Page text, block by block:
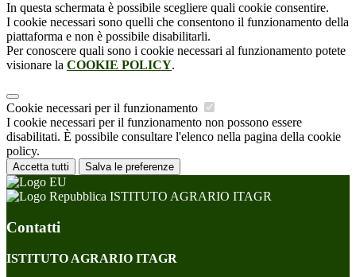
In questa schermata è possibile scegliere quali cookie consentire.
I cookie necessari sono quelli che consentono il funzionamento della
piattaforma e non è possibile disabilitarli.
Per conoscere quali sono i cookie necessari al funzionamento potete
visionare la COOKIE POLICY.
Cookie necessari per il funzionamento
I cookie necessari per il funzionamento non possono essere
disabilitati. È possibile consultare l'elenco nella pagina della cookie
policy.
Accetta tutti Salva le preferenze
ISTITUTO AGRARIO ITAGR
Contatti
ISTITUTO AGRARIO ITAGR